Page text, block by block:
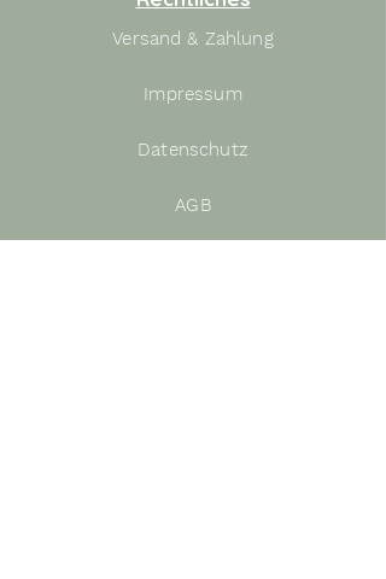
Versand & Zahlung
Impressum
Datenschutz
AGB